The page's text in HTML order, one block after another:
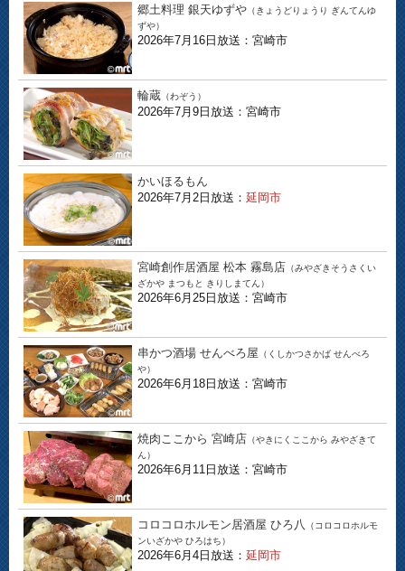
郷土料理 銀天ゆずや （きょうどりょうり ぎんてんゆ
ずや）
2026年7月16日放送：宮崎市
輪蔵 （わぞう）
2026年7月9日放送：宮崎市
かいほるもん
2026年7月2日放送： 延岡市
宮崎創作居酒屋 松本 霧島店 （みやざきそうさくい
ざかや まつもと きりしまてん）
2026年6月25日放送：宮崎市
串かつ酒場 せんべろ屋 （くしかつさかば せんべろ
や）
2026年6月18日放送：宮崎市
焼肉ここから 宮崎店 （やきにくここから みやざきて
ん）
2026年6月11日放送：宮崎市
コロコロホルモン居酒屋 ひろ八 （コロコロホルモ
ンいざかや ひろはち）
2026年6月4日放送： 延岡市